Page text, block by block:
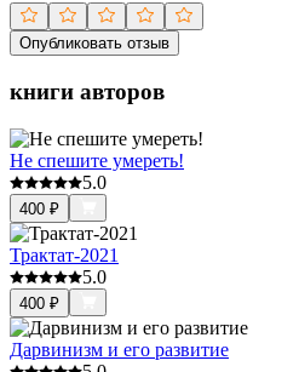
Опубликовать отзыв
книги авторов
Не спешите умереть!
5.0
400 ₽
Трактат-2021
5.0
400 ₽
Дарвинизм и его развитие